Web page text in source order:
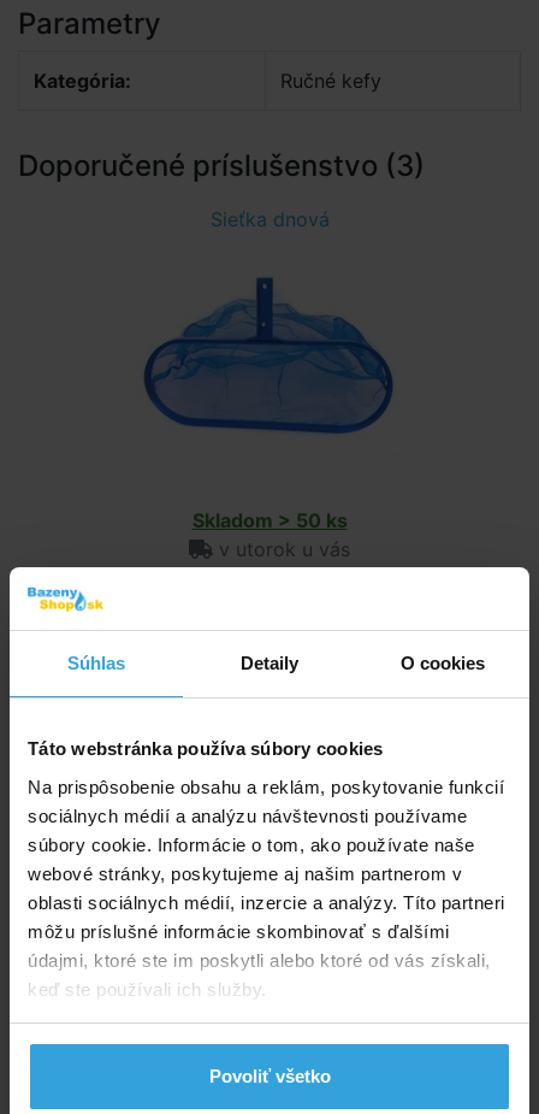
Súhlas Detaily O cookies
Táto webstránka používa súbory cookies
Na prispôsobenie obsahu a reklám, poskytovanie funkcií
sociálnych médií a analýzu návštevnosti používame
súbory cookie. Informácie o tom, ako používate naše
webové stránky, poskytujeme aj našim partnerom v
oblasti sociálnych médií, inzercie a analýzy. Títo partneri
môžu príslušné informácie skombinovať s ďalšími
údajmi, ktoré ste im poskytli alebo ktoré od vás získali,
keď ste používali ich služby.
Povoliť všetko
Parametry
Kategória: Ručné kefy
Doporučené príslušenstvo (3)
Sieťka dnová
Skladom > 50 ks
v utorok u vás
Sieťka hladinová
Skladom > 50 ks
5,00 EUR